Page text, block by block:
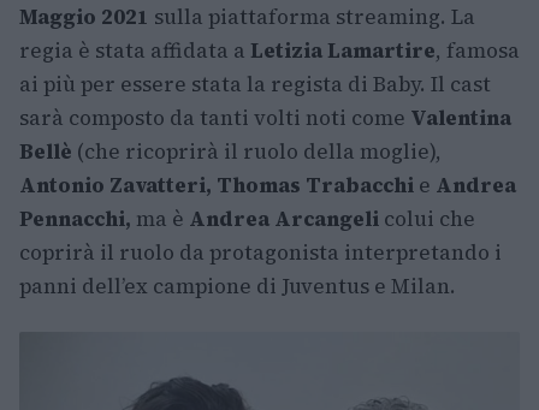
Maggio 2021 sulla piattaforma streaming. La
regia è stata affidata a Letizia Lamartire, famosa
ai più per essere stata la regista di Baby. Il cast
sarà composto da tanti volti noti come Valentina
Bellè (che ricoprirà il ruolo della moglie),
Antonio Zavatteri, Thomas Trabacchi e Andrea
Pennacchi, ma è Andrea Arcangeli colui che
coprirà il ruolo da protagonista interpretando i
panni dell’ex campione di Juventus e Milan.